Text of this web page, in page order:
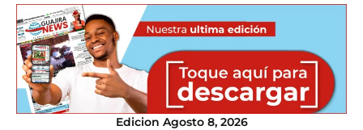
Edicion Agosto 8, 2026